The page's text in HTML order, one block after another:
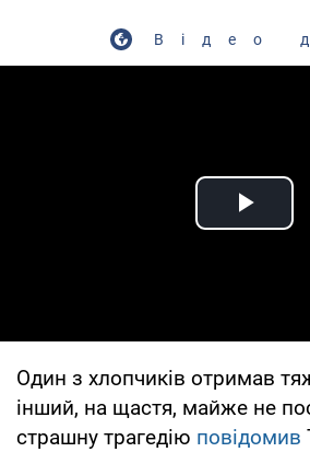
Відео
Play
Один з хлопчиків отримав
інший, на щастя, майже не
страшну трагедію повідомив